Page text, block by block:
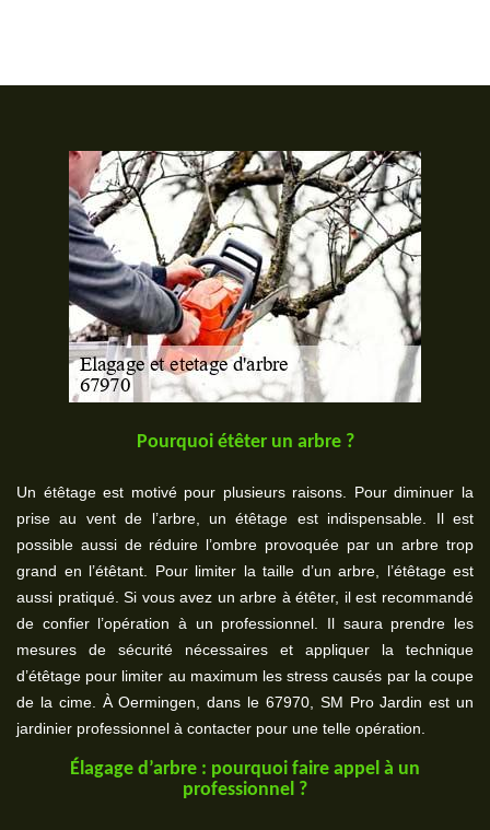
Pourquoi étêter un arbre ?
Un étêtage est motivé pour plusieurs raisons. Pour diminuer la
prise au vent de l’arbre, un étêtage est indispensable. Il est
possible aussi de réduire l’ombre provoquée par un arbre trop
grand en l’étêtant. Pour limiter la taille d’un arbre, l’étêtage est
aussi pratiqué. Si vous avez un arbre à étêter, il est recommandé
de confier l’opération à un professionnel. Il saura prendre les
mesures de sécurité nécessaires et appliquer la technique
d’étêtage pour limiter au maximum les stress causés par la coupe
de la cime. À Oermingen, dans le 67970, SM Pro Jardin est un
jardinier professionnel à contacter pour une telle opération.
Élagage d’arbre : pourquoi faire appel à un
professionnel ?